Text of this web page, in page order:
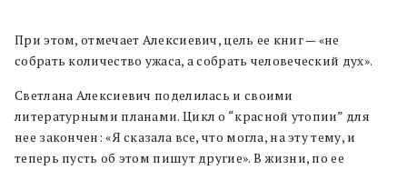
При этом, отмечает Алексиевич, цель ее книг — «не
собрать количество ужаса, а собрать человеческий дух».
Светлана Алексиевич поделилась и своими
литературными планами. Цикл о “красной утопии” для
нее закончен: «Я сказала все, что могла, на эту тему, и
теперь пусть об этом пишут другие». В жизни, по ее